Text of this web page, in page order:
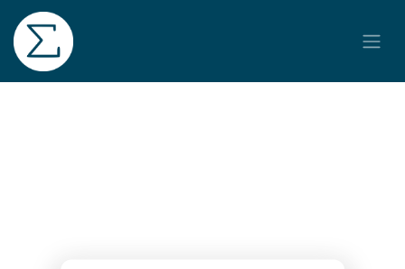
Se rendre au contenu